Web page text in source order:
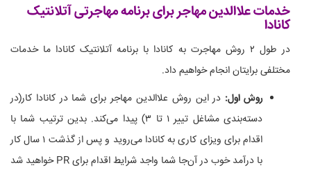
خدمات علاالدین مهاجر برای برنامه مهاجرتی آتلانتیک
کانادا
در طول ۲ روش مهاجرت به کانادا با برنامه آتلانتیک کانادا ما خدمات
مختلفی برایتان انجام خواهیم داد.
روش اول: در این روش علاالدین مهاجر برای شما در کانادا کار(در
دسته‌بندی مشاغل تییر ۱ تا ۳) پیدا می‌کند. بدین ترتیب شما با
اقدام برای ویزای کاری به کانادا می‌روید و پس از گذشت ۱ سال کار
با درآمد خوب در آن‌جا شما واجد شرایط اقدام برای PR خواهید شد